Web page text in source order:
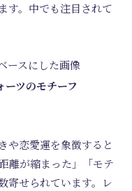
す。中でも注目されて
ースにした画像
ーツのモチーフ
や恋愛運を象徴すると
離が縮まった」「モテ
寄せられています。レ